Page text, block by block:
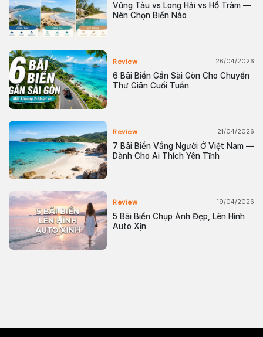
Vũng Tàu vs Long Hải vs Hồ Tràm —
Nên Chọn Biển Nào
Review
6 Bãi Biển Gần Sài Gòn Cho Chuyến
Thư Giãn Cuối Tuần
26/04/2026
Review
7 Bãi Biển Vắng Người Ở Việt Nam —
Dành Cho Ai Thích Yên Tĩnh
21/04/2026
Review
5 Bãi Biển Chụp Ảnh Đẹp, Lên Hình
Auto Xịn
19/04/2026